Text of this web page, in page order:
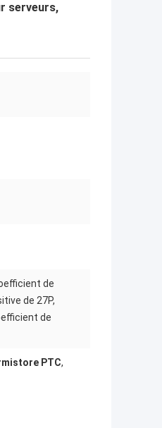
serveurs,
de
de 27P,
de
PTC,